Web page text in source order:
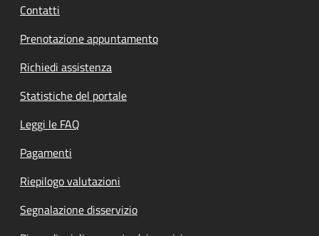
Contatti
Prenotazione appuntamento
Richiedi assistenza
Statistiche del portale
Leggi le FAQ
Pagamenti
Riepilogo valutazioni
Segnalazione disservizio